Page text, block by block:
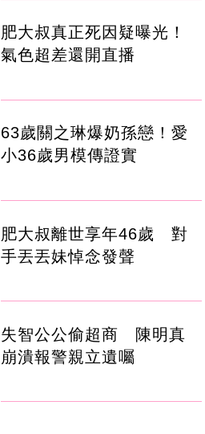
肥大叔真正死因疑曝光！
氣色超差還開直播
63歲關之琳爆奶孫戀！愛
小36歲男模傳證實
肥大叔離世享年46歲 對
手丟丟妹悼念發聲
失智公公偷超商 陳明真
崩潰報警親立遺囑